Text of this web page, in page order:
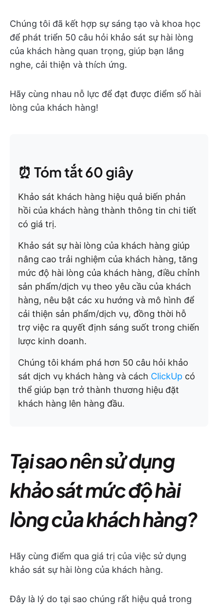
Chúng tôi đã kết hợp sự sáng tạo và khoa học
để phát triển 50 câu hỏi khảo sát sự hài lòng
của khách hàng quan trọng, giúp bạn lắng
nghe, cải thiện và thích ứng.
Hãy cùng nhau nỗ lực để đạt được điểm số hài
lòng của khách hàng!
⏰ Tóm tắt 60 giây
Khảo sát khách hàng hiệu quả biến phản
hồi của khách hàng thành thông tin chi tiết
có giá trị.
Khảo sát sự hài lòng của khách hàng giúp
nâng cao trải nghiệm của khách hàng, tăng
mức độ hài lòng của khách hàng, điều chỉnh
sản phẩm/dịch vụ theo yêu cầu của khách
hàng, nêu bật các xu hướng và mô hình để
cải thiện sản phẩm/dịch vụ, đồng thời hỗ
trợ việc ra quyết định sáng suốt trong chiến
lược kinh doanh.
Chúng tôi khám phá hơn 50 câu hỏi khảo
sát dịch vụ khách hàng và cách ClickUp có
thể giúp bạn trở thành thương hiệu đặt
khách hàng lên hàng đầu.
Tại sao nên sử dụng
khảo sát mức độ hài
lòng của khách hàng?
Hãy cùng điểm qua giá trị của việc sử dụng
khảo sát sự hài lòng của khách hàng.
Đây là lý do tại sao chúng rất hiệu quả trong